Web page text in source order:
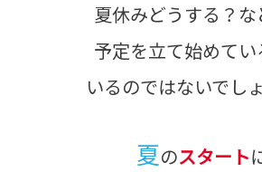
夏休みどうする？な
予定を立て始めてい
いるのではないでし
夏のスタート